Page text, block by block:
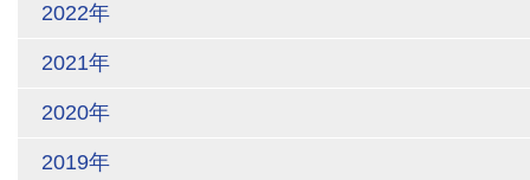
2022年
2021年
2020年
2019年